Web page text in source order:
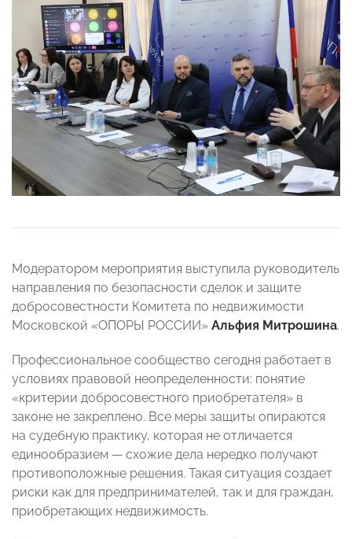
Модератором мероприятия выступила руководитель
направления по безопасности сделок и защите
добросовестности Комитета по недвижимости
Московской «ОПОРЫ РОССИИ» Альфия Митрошина.
Профессиональное сообщество сегодня работает в
условиях правовой неопределенности: понятие
«критерии добросовестного приобретателя» в
законе не закреплено. Все меры защиты опираются
на судебную практику, которая не отличается
единообразием — схожие дела нередко получают
противоположные решения. Такая ситуация создает
риски как для предпринимателей, так и для граждан,
приобретающих недвижимость.